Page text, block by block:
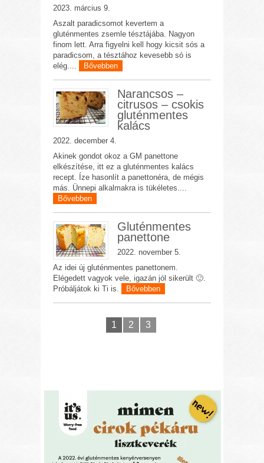
2023. március 9.
Aszalt paradicsomot kevertem a
gluténmentes zsemle tésztájába. Nagyon
finom lett. Arra figyelni kell hogy kicsit sós a
paradicsom, a tésztához kevesebb só is
elég....
Bővebben
Narancsos –
citrusos – csokis
gluténmentes
kalács
2022. december 4.
Akinek gondot okoz a GM panettone
elkészítése, itt ez a gluténmentes kalács
recept. Íze hasonlít a panettonéra, de mégis
más. Ünnepi alkalmakra is tükéletes....
Bővebben
Gluténmentes
panettone
2022. november 5.
Az idei új gluténmentes panettonem.
Elégedett vagyok vele, igazán jól sikerült 🙂.
Próbáljátok ki Ti is.
Bővebben
1 2 3